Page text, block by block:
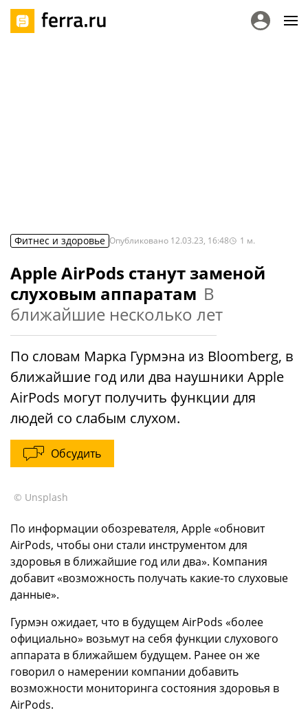
Фитнес и здоровье Опубликовано 12.03.23, 16:48 1 м.
Apple AirPods станут заменой
слуховым аппаратам В
ближайшие несколько лет
По словам Марка Гурмэна из Bloomberg, в
ближайшие год или два наушники Apple
AirPods могут получить функции для
людей со слабым слухом.
Обсудить
© Unsplash
По информации обозревателя, Apple «обновит
AirPods, чтобы они стали инструментом для
здоровья в ближайшие год или два». Компания
добавит «возможность получать какие-то слуховые
данные».
Гурмэн ожидает, что в будущем AirPods «более
официально» возьмут на себя функции слухового
аппарата в ближайшем будущем. Ранее он же
говорил о намерении компании добавить
возможности мониторинга состояния здоровья в
AirPods.